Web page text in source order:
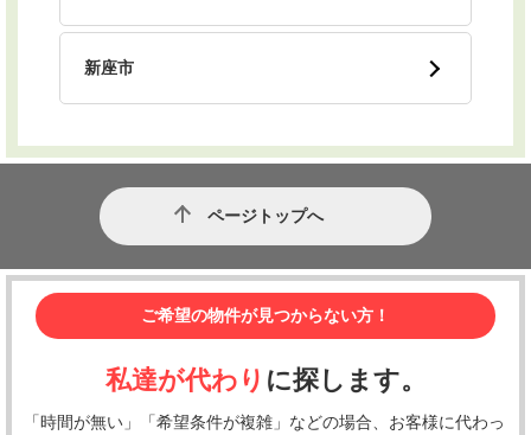
新座市
ページトップへ
ご希望の物件が見つからない方！
私達が代わり に探します。
「時間が無い」「希望条件が複雑」などの場合、お客様に代わっ